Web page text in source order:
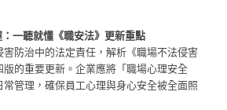
一聽就懂《職安法》更新重點
防治中的法定責任，解析《職場不法侵害
的重要更新。企業應將「職場心理安全
管理，確保員工心理與身心安全被全面照